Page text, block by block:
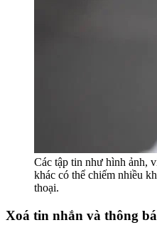
Các tập tin như hình ảnh,
khác có thể chiếm nhiều
thoại.
Xoá tin nhắn và thông